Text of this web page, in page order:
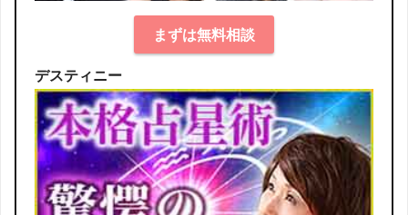
まずは無料相談
デスティニー